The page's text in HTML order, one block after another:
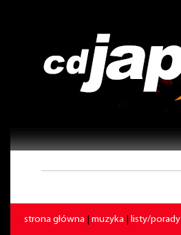
strona główna muzyka listy/porady